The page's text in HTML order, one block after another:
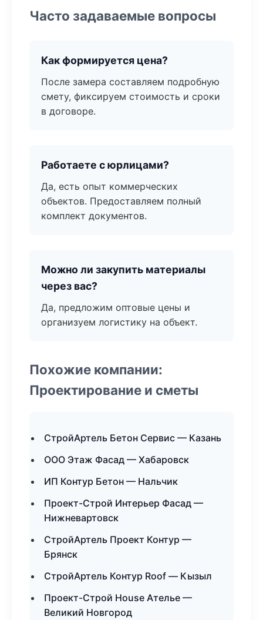
Часто задаваемые вопросы
Как формируется цена?
После замера составляем подробную
смету, фиксируем стоимость и сроки
в договоре.
Работаете с юрлицами?
Да, есть опыт коммерческих
объектов. Предоставляем полный
комплект документов.
Можно ли закупить материалы
через вас?
Да, предложим оптовые цены и
организуем логистику на объект.
Похожие компании:
Проектирование и сметы
СтройАртель Бетон Сервис — Казань
ООО Этаж Фасад — Хабаровск
ИП Контур Бетон — Нальчик
Проект-Строй Интерьер Фасад —
Нижневартовск
СтройАртель Проект Контур —
Брянск
СтройАртель Контур Roof — Кызыл
Проект-Строй House Ателье —
Великий Новгород